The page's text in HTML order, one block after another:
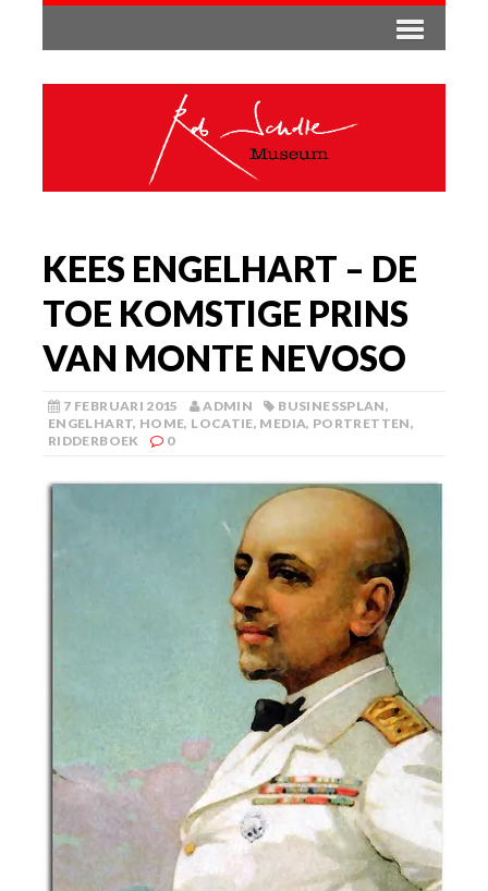
KEES ENGELHART – DE
TOE KOMSTIGE PRINS
VAN MONTE NEVOSO
7 FEBRUARI 2015 ADMIN BUSINESSPLAN,
ENGELHART, HOME, LOCATIE, MEDIA, PORTRETTEN,
RIDDERBOEK
0